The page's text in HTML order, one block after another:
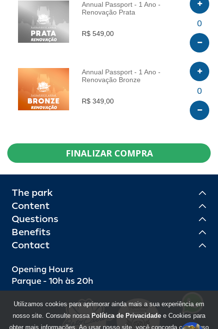
INFO
Annual Passport - 1 Ano -
Renovação Prata
R$ 549,00
0
INFO
Annual Passport - 1 Ano -
Renovação Bronze
R$ 349,00
0
FINALIZAR COMPRA
The park
Content
Questions
Benefits
Contact
Opening Hours
Parque - 10h às 20h
Utilizamos cookies para aprimorar ainda mais a sua experiência em
nosso site. Consulte nossa Política de Privacidade e Cookies para
obter mais informações. Ao usar nosso site, você concorda com o uso